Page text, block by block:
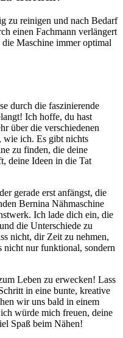
zu reinigen und‍ nach Bedarf
einen Fachmann verlängert
die ​Maschine immer optimal
durch die faszinierende
Ich hoffe, du hast
über die verschiedenen
wie ich. Es gibt nichts
zu finden, die deine
deine Ideen in die ⁤Tat
gerade erst anfängst, die
Bernina Nähmaschine
Ich lade⁢ dich ein, die
die Unterschiede zu
nicht, dir Zeit zu nehmen,
nicht nur funktional, sondern
Leben zu erwecken! Lass
in ⁣eine⁤ bunte, kreative
wir uns bald in einem
würde mich freuen, ​deine
Spaß beim Nähen!